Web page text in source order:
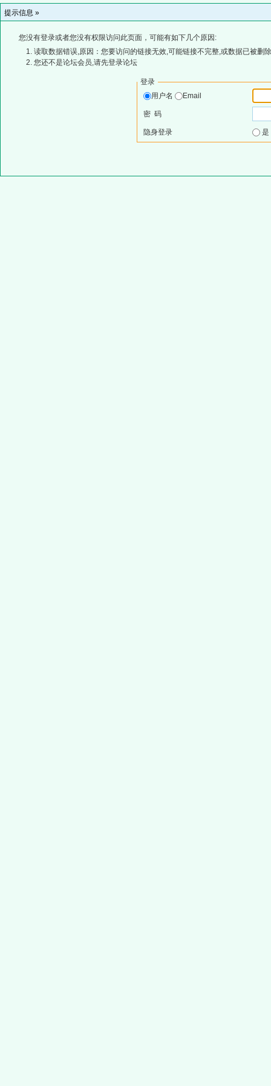
提示信息 »
您没有登录或者您没有权限访问此页面，可能有如下几个原因:
读取数据错误,原因：您要访问的链接无效,可能链接不完整,或数据已被删
您还不是论坛会员,请先登录论坛
登录
用户名
Email
密 码
隐身登录